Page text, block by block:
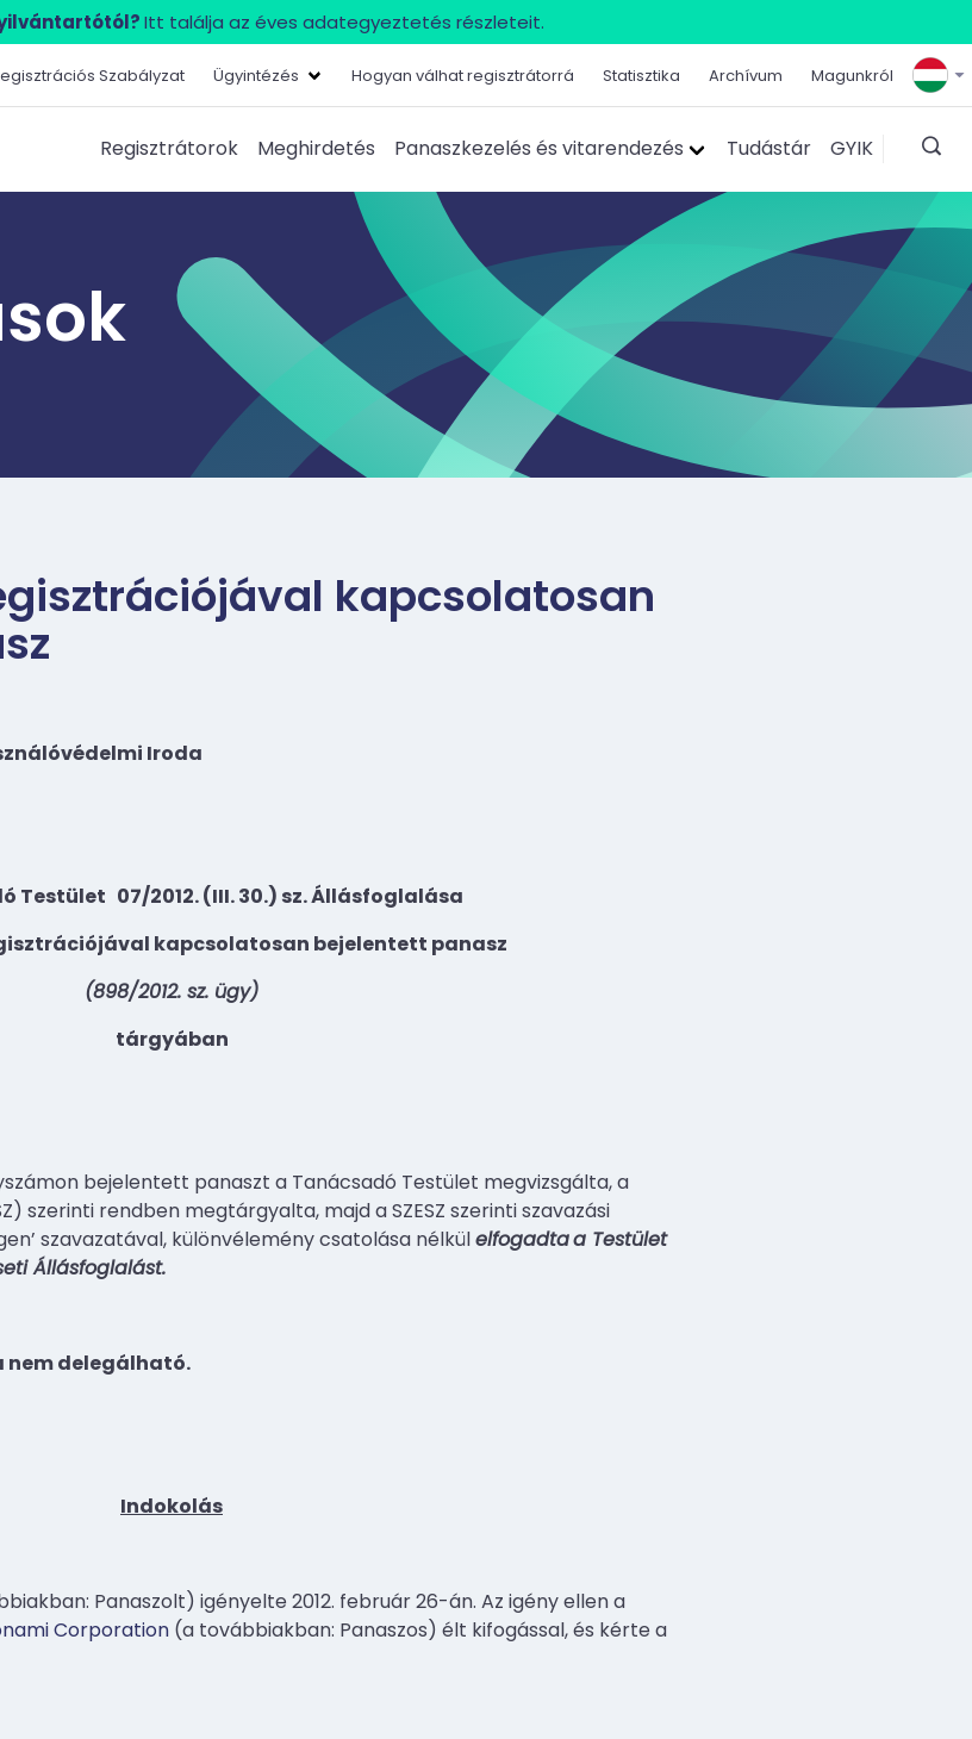
Itt találja az éves adategyeztetés részleteit.
Szabályzat Ügyintézés Hogyan válhat regisztrátorrá Statisztika Archívum Magunkról
Regisztrátorok Meghirdetés Panaszkezelés és vitarendezés Tudástár GYIK
kapcsolatosan
Iroda
Testület 07/2012. (III. 30.) sz. Állásfoglalása
kapcsolatosan bejelentett panasz
(898/2012. sz. ügy)
tárgyában
bejelentett panaszt a Tanácsadó Testület megvizsgálta, a
szerinti rendben megtárgyalta, majd a SZESZ szerinti szavazási
szavazatával, különvélemény csatolása nélkülelfogadtaa Testület
Állásfoglalást.
nem delegálható.
Indokolás
Panaszolt) igényelte 2012. február 26-án. Az igény ellen a
Corporation (a továbbiakban: Panaszos) élt kifogással, és kérte a